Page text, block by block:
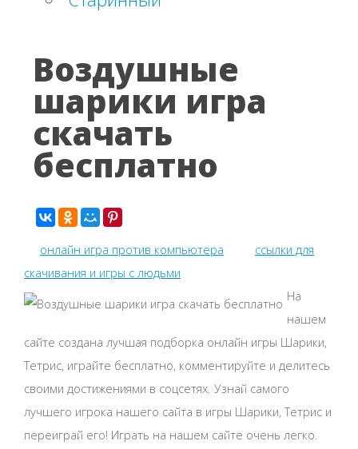
Воздушные
шарики игра
скачать
бесплатно
онлайн игра против компьютера
ссылки для
скачивания и игры с людьми
На
нашем
сайте создана лучшая подборка онлайн игры Шарики,
Тетрис, играйте бесплатно, комментируйте и делитесь
своими достижениями в соцсетях. Узнай самого
лучшего игрока нашего сайта в игры Шарики, Тетрис и
переиграй его! Играть на нашем сайте очень легко.